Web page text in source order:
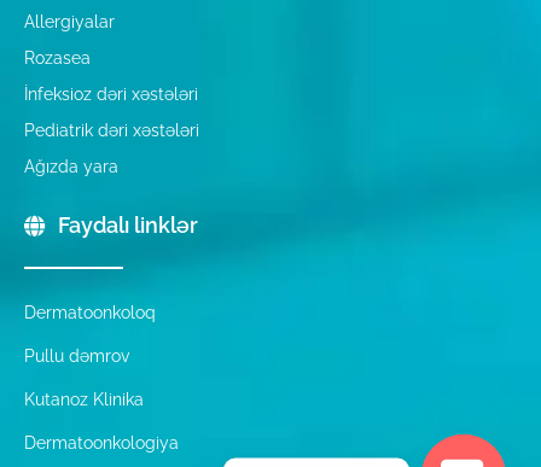
Allergiyalar
Rozasea
İnfeksioz dəri xəstələri
Pediatrik dəri xəstələri
Ağızda yara
Faydalı linklər
Dermatoonkoloq
Pullu dəmrov
Kutanoz Klinika
Dermatoonkologiya